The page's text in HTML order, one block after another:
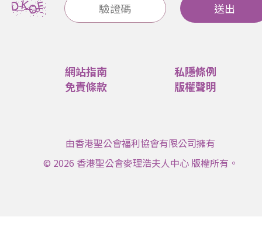
送出
網站指南
私隱條例
免責條款
版權聲明
由香港聖公會福利協會有限公司擁有
© 2026 香港聖公會麥理浩夫人中心 版權所有。